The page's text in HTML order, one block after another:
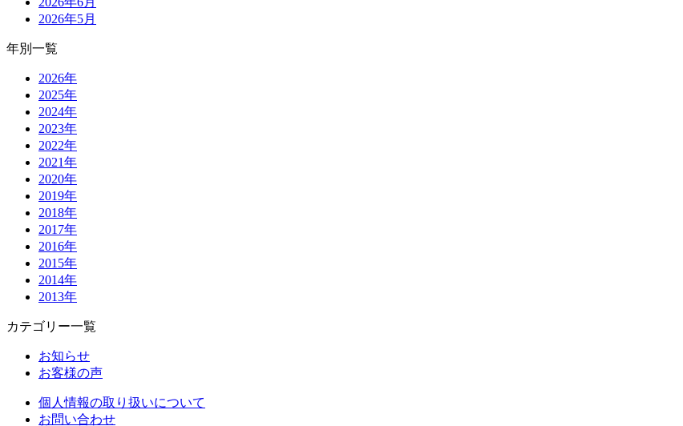
2026年5月
年別一覧
2026年
2025年
2024年
2023年
2022年
2021年
2020年
2019年
2018年
2017年
2016年
2015年
2014年
2013年
カテゴリー一覧
お知らせ
お客様の声
個人情報の取り扱いについて
お問い合わせ